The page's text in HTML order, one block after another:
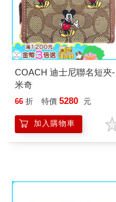
COACH 迪士尼聯名短夾-
米奇
66 折 特價 5280 元
加入購物車